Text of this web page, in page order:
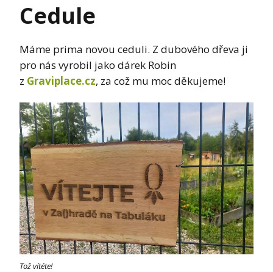
Cedule
Máme prima novou ceduli. Z dubového dřeva ji
pro nás vyrobil jako dárek Robin
z Graviplace.cz, za což mu moc děkujeme!
Tož vítéte!